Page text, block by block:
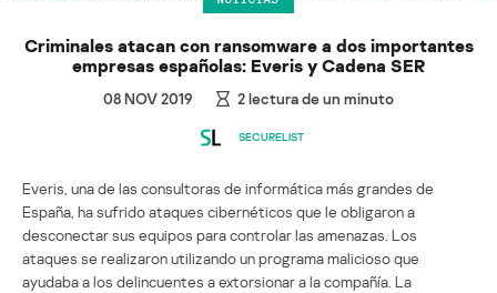
Criminales atacan con ransomware a dos importantes
empresas españolas: Everis y Cadena SER
08 NOV 2019 2lectura de un minuto
SECURELIST
Everis, una de las consultoras de informática más grandes de
España, ha sufrido ataques cibernéticos que le obligaron a
desconectar sus equipos para controlar las amenazas. Los
ataques se realizaron utilizando un programa malicioso que
ayudaba a los delincuentes a extorsionar a la compañía. La